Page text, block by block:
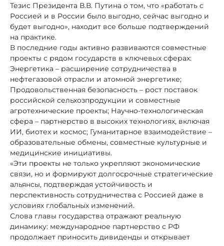
Тезис Президента В.В. Путина о том, что «работать с
Россией и в России было выгодно, сейчас выгодно и
будет выгодно», находит все больше подтверждений
на практике.
В последние годы активно развиваются совместные
проекты с рядом государств в ключевых сферах:
Энергетика – расширение сотрудничества в
нефтегазовой отрасли и атомной энергетике;
Продовольственная безопасность – рост поставок
российской сельхозпродукции и совместные
агротехнические проекты; Научно-технологическая
сфера – партнерство в высоких технологиях, включая
ИИ, биотех и космос; Гуманитарное взаимодействие –
образовательные обмены, совместные культурные и
медицинские инициативы.
«Эти проекты не только укрепляют экономические
связи, но и формируют долгосрочные стратегические
альянсы, подтверждая устойчивость и
перспективность сотрудничества с Россией даже в
условиях глобальных изменений.
Слова главы государства отражают реальную
динамику: международное партнерство с РФ
продолжает приносить дивиденды и открывает